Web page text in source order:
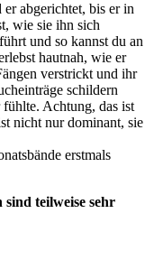
abgerichtet, bis er in
wie sie ihn sich
und so kannst du an
hautnah, wie er
verstrickt und ihr
schildern
Achtung, das ist
nicht nur dominant, sie
erstmals
teilweise sehr